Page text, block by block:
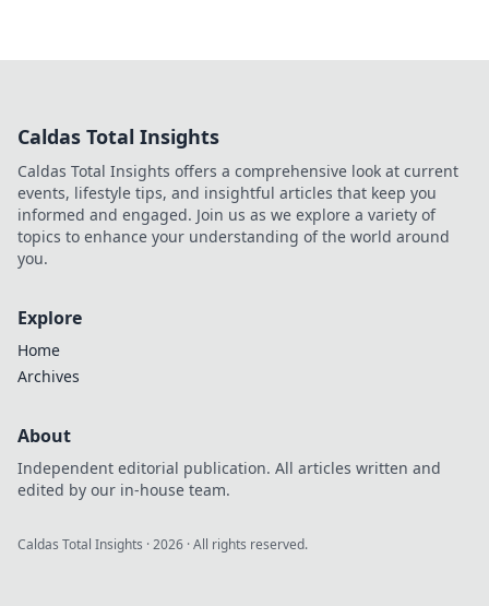
Caldas Total Insights
Caldas Total Insights offers a comprehensive look at current
events, lifestyle tips, and insightful articles that keep you
informed and engaged. Join us as we explore a variety of
topics to enhance your understanding of the world around
you.
Explore
Home
Archives
About
Independent editorial publication. All articles written and
edited by our in-house team.
Caldas Total Insights ·2026 · All rights reserved.